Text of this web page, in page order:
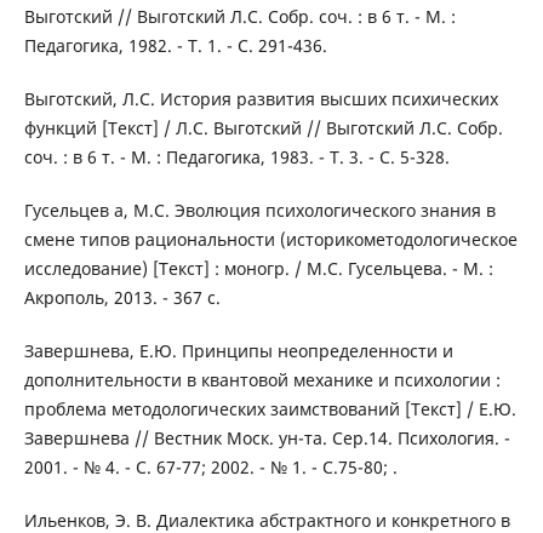
Выготский // Выготский Л.С. Собр. соч. : в 6 т. - М. :
Педагогика, 1982. - Т. 1. - C. 291-436.
Выготский, Л.С. История развития высших психических
функций [Текст] / Л.С. Выготский // Выготский Л.С. Собр.
соч. : в 6 т. - М. : Педагогика, 1983. - Т. 3. - C. 5-328.
Гусельцев а, М.С. Эволюция психологического знания в
смене типов рациональности (историкометодологическое
исследование) [Текст] : моногр. / М.С. Гусельцева. - М. :
Акрополь, 2013. - 367 с.
Завершнева, Е.Ю. Принципы неопределенности и
дополнительности в квантовой механике и психологии :
проблема методологических заимствований [Текст] / Е.Ю.
Завершнева // Вестник Моск. ун-та. Сер.14. Психология. -
2001. - № 4. - С. 67-77; 2002. - № 1. - С.75-80; .
Ильенков, Э. В. Диалектика абстрактного и конкретного в